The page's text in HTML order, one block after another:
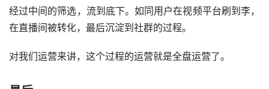
经过中间的筛选，流到底下。如同用户在视频平台刷到李，
在直播间被转化，最后沉淀到社群的过程。
对我们运营来讲，这个过程的运营就是全盘运营了。